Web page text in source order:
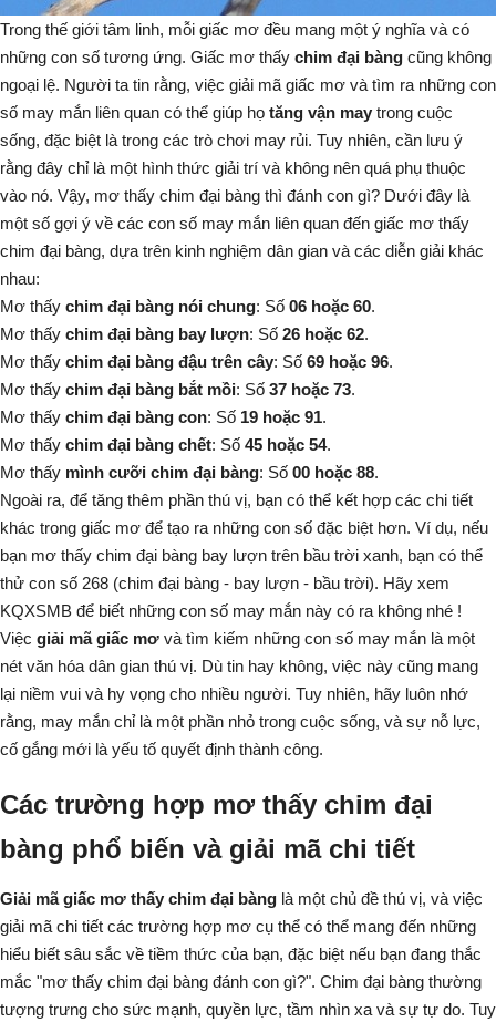
Trong thế giới tâm linh, mỗi giấc mơ đều mang một ý nghĩa và có
những con số tương ứng. Giấc mơ thấy chim đại bàng cũng không
ngoại lệ. Người ta tin rằng, việc giải mã giấc mơ và tìm ra những con
số may mắn liên quan có thể giúp họ tăng vận may trong cuộc
sống, đặc biệt là trong các trò chơi may rủi. Tuy nhiên, cần lưu ý
rằng đây chỉ là một hình thức giải trí và không nên quá phụ thuộc
vào nó. Vậy, mơ thấy chim đại bàng thì đánh con gì? Dưới đây là
một số gợi ý về các con số may mắn liên quan đến giấc mơ thấy
chim đại bàng, dựa trên kinh nghiệm dân gian và các diễn giải khác
nhau:
Mơ thấy chim đại bàng nói chung: Số 06 hoặc 60.
Mơ thấy chim đại bàng bay lượn: Số 26 hoặc 62.
Mơ thấy chim đại bàng đậu trên cây: Số 69 hoặc 96.
Mơ thấy chim đại bàng bắt mồi: Số 37 hoặc 73.
Mơ thấy chim đại bàng con: Số 19 hoặc 91.
Mơ thấy chim đại bàng chết: Số 45 hoặc 54.
Mơ thấy mình cưỡi chim đại bàng: Số 00 hoặc 88.
Ngoài ra, để tăng thêm phần thú vị, bạn có thể kết hợp các chi tiết
khác trong giấc mơ để tạo ra những con số đặc biệt hơn. Ví dụ, nếu
bạn mơ thấy chim đại bàng bay lượn trên bầu trời xanh, bạn có thể
thử con số 268 (chim đại bàng - bay lượn - bầu trời). Hãy xem
KQXSMB để biết những con số may mắn này có ra không nhé !
Việc giải mã giấc mơ và tìm kiếm những con số may mắn là một
nét văn hóa dân gian thú vị. Dù tin hay không, việc này cũng mang
lại niềm vui và hy vọng cho nhiều người. Tuy nhiên, hãy luôn nhớ
rằng, may mắn chỉ là một phần nhỏ trong cuộc sống, và sự nỗ lực,
cố gắng mới là yếu tố quyết định thành công.
Các trường hợp mơ thấy chim đại
bàng phổ biến và giải mã chi tiết
Giải mã giấc mơ thấy chim đại bàng là một chủ đề thú vị, và việc
giải mã chi tiết các trường hợp mơ cụ thể có thể mang đến những
hiểu biết sâu sắc về tiềm thức của bạn, đặc biệt nếu bạn đang thắc
mắc "mơ thấy chim đại bàng đánh con gì?". Chim đại bàng thường
tượng trưng cho sức mạnh, quyền lực, tầm nhìn xa và sự tự do. Tuy